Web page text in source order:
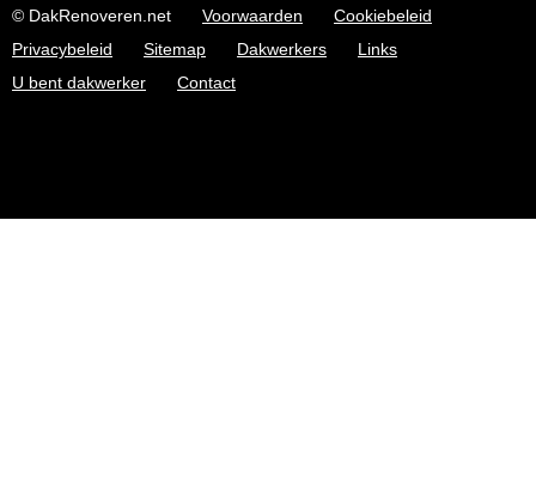
© DakRenoveren.net Voorwaarden
Cookiebeleid
Privacybeleid
Sitemap Dakwerkers
Links
U bent dakwerker
Contact